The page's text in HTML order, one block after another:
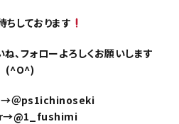
ちしております
ね、フォローよろしくお願いします
(^O^)
＠ps1ichinoseki